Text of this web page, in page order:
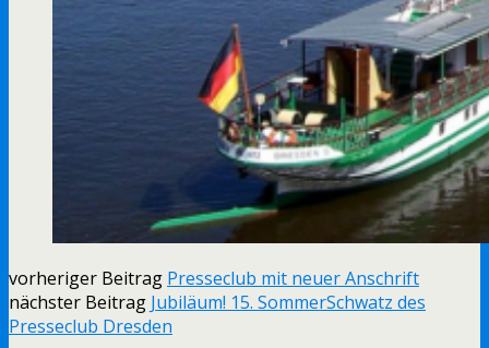
vorheriger Beitrag Presseclub mit neuer Anschrift
nächster Beitrag Jubiläum! 15. SommerSchwatz des
Presseclub Dresden